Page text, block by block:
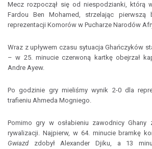
Mecz rozpoczął się od niespodzianki, którą
Fardou Ben Mohamed, strzelając
reprezentacji Komorów w Pucharze Narodów
Wraz z upływem czasu sytuacja Ghańczyków
– w 25. minucie czerwoną kartkę obejrzał
Andre Ayew.
Po godzinie gry mieliśmy wynik 2-0 dla
trafieniu Ahmeda Mogniego.
Pomimo gry w osłabieniu zawodnicy Ghany
rywalizacji. Najpierw, w 64. minucie bramkę
Gwiazdzdobył Alexander Djiku, a 13